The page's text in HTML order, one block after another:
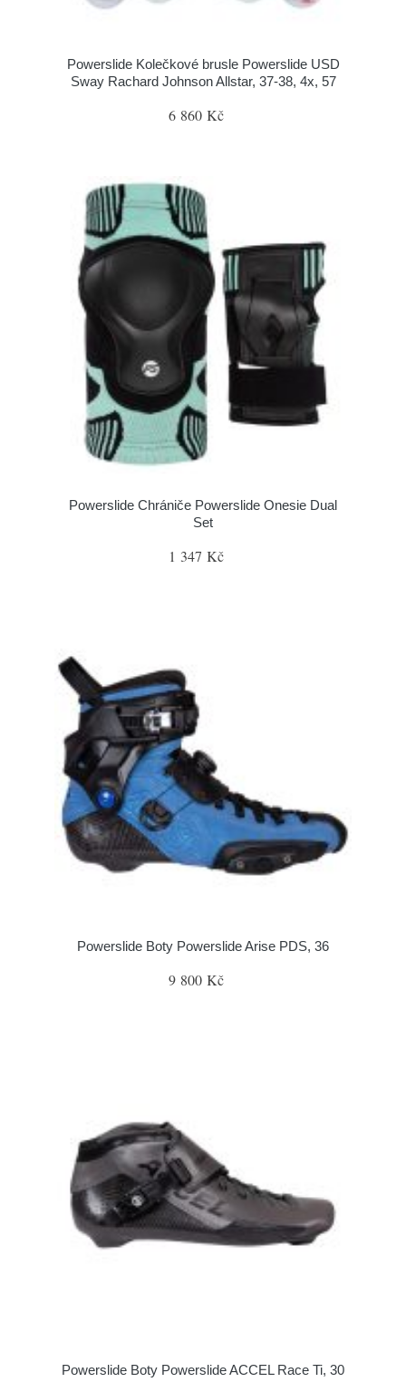
Powerslide Kolečkové brusle Powerslide USD
Sway Rachard Johnson Allstar, 37-38, 4x, 57
6 860 Kč
Powerslide Chrániče Powerslide Onesie Dual
Set
1 347 Kč
Powerslide Boty Powerslide Arise PDS, 36
9 800 Kč
Powerslide Boty Powerslide ACCEL Race Ti, 30